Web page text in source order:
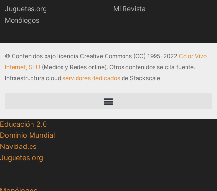
Juguetes.org
Monólogos
Mi Revista
© Contenidos bajo licencia Creative Commons (CC) 1995-2022 Color Vivo
Internet, SLU (Medios y Redes online). Otros contenidos se cita fuente.
Infraestructura cloud servidores dedicados de Stackscale.
Educación 2.0
Dominio Mundial
Navidad.es
Juguetes.org